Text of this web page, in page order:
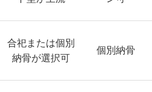
合祀または個別
納骨が選択可
個別納骨